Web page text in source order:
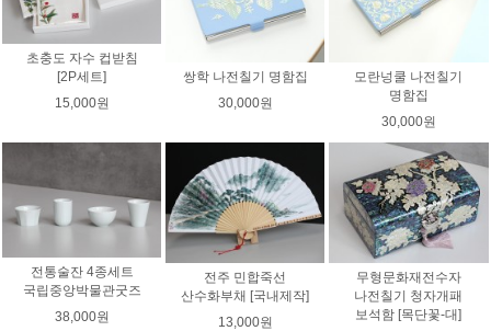
초충도 자수 컵받침
[2P세트]
15,000원
쌍학 나전칠기 명함집
30,000원
모란넝쿨 나전칠기
명함집
30,000원
전통술잔 4종세트
국립중앙박물관굿즈
38,000원
전주 민합죽선
산수화부채 [국내제작]
13,000원
무형문화재전수자
나전칠기 청자개패
보석함 [목단꽃-대]